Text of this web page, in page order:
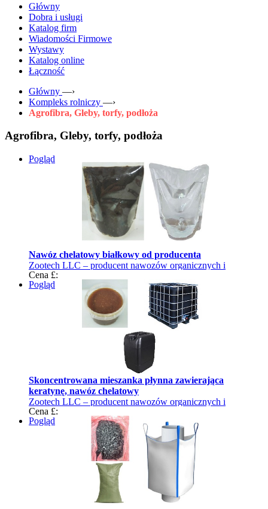
Główny
Dobra i usługi
Katalog firm
Wiadomości Firmowe
Wystawy
Katalog online
Łączność
Główny —›
Kompleks rolniczy —›
Agrofibra, Gleby, torfy, podłoża
Agrofibra, Gleby, torfy, podłoża
Pogląd
Nawóz chelatowy białkowy od producenta
Zootech LLC – producent nawozów organicznych i
ekologicznej żywności dla zwierząt
Cena £:
Pogląd
Skoncentrowana mieszanka płynna zawierająca
keratynę, nawóz chelatowy
Zootech LLC – producent nawozów organicznych i
ekologicznej żywności dla zwierząt
Cena £:
Pogląd